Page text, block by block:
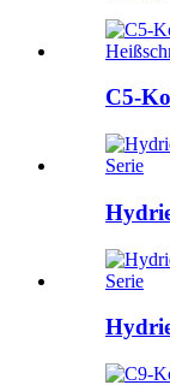
C5-